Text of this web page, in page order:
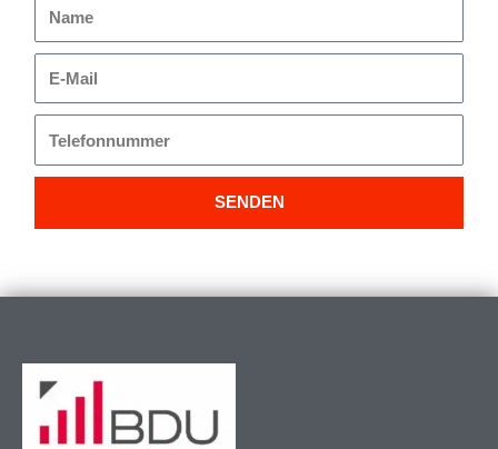
Mail
SENDEN